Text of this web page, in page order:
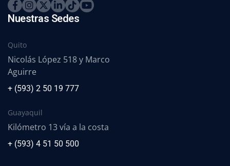
Nuestras Sedes
Quito
Nicolás López 518 y Marco
Aguirre
+ (593) 2 50 19 777
Guayaquil
Kilómetro 13 vía a la costa
+ (593) 4 51 50 500